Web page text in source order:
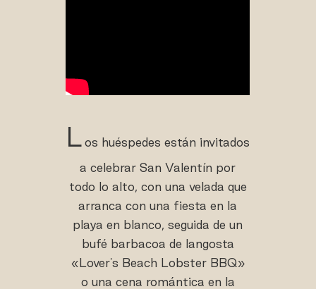
L os huéspedes están invitados
a celebrar San Valentín por
todo lo alto, con una velada que
arranca con una fiesta en la
playa en blanco, seguida de un
bufé barbacoa de langosta
«Lover's Beach Lobster BBQ»
o una cena romántica en la